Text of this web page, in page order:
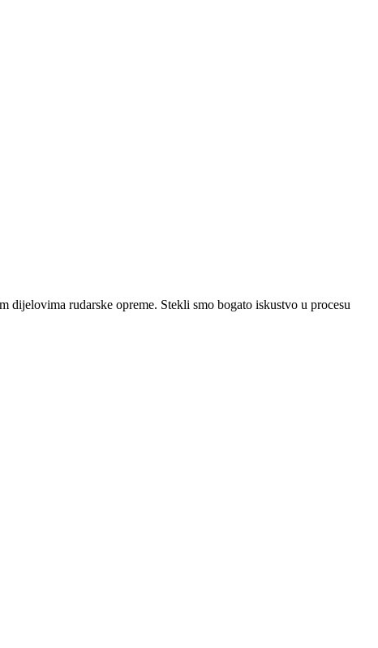
rudarske opreme. Stekli smo bogato iskustvo u procesu